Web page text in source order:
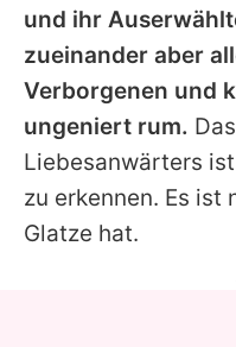
und ihr
zueinander aber
Verborgenen und
ungeniert rum.
Liebesanwärters
zu erkennen. Es ist
Glatze hat.